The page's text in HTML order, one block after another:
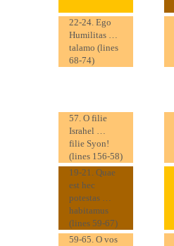
22-24. Ego
Humilitas …
talamo (lines
68-74)
57. O filie
Israhel …
filie Syon!
(lines 156-58)
19-21. Quae
est hec
potestas …
habitamus
(lines 59-67)
59-65. O vos